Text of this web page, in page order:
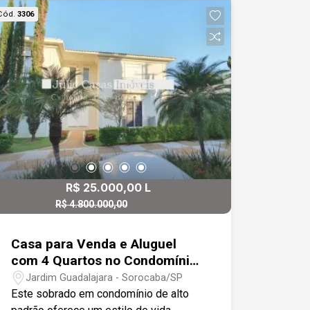
Campolim, bairro com infraestrutura
completa, em frente a pista de
caminhada.
3306
R$ 25.000,00 L
R$ 4.800.000,00
Casa para Venda e Aluguel
com 4 Quartos no Condomínio
Jardim Elton Ville -
Sorocaba/SP
Jardim Guadalajara - Sorocaba/SP
Este sobrado em condomínio de alto